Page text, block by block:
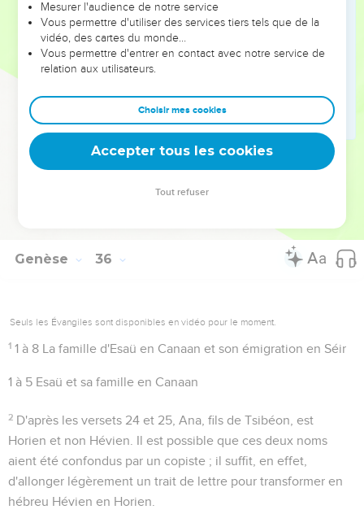
effet, au moment où Joseph fut vendu, à l'âge de 17 ans
), Isaac était âgé de 168 ans, puisqu'il avait 60 ans de
plus que Jacob (25.26) et que ce dernier en avait 91 de plus
que Joseph (27.1 , note). Isaac n'est donc mort que 42 ans
plus tard, un an avant que Joseph fût élevé au poste de
gouverneur de l'Egypte. (41.46)
Comparez 25.8
Genèse 36
Seuls les Évangiles sont disponibles en vidéo pour le moment.
1 1 à 8 La famille d'Esaü en Canaan et son émigration en Séir
1 à 5 Esaü et sa famille en Canaan
2 D'après les versets 24 et 25, Ana, fils de Tsibéon, est
Horien et non Hévien . Il est possible que ces deux noms
aient été confondus par un copiste ; il suffit, en effet,
d'allonger légèrement un trait de lettre pour transformer en
hébreu Hévien en Horien.
Mesurer l'audience de notre service
Vous permettre d'utiliser des services tiers tels que de la
vidéo, des cartes du monde…
Vous permettre d'entrer en contact avec notre service de
relation aux utilisateurs.
Choisir mes cookies
Accepter tous les cookies
Tout refuser